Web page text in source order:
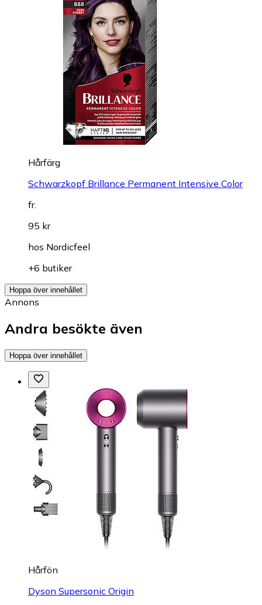
Hårfärg
Schwarzkopf Brillance Permanent Intensive Color
fr.
95 kr
hos Nordicfeel
+6 butiker
Hoppa över innehållet
Annons
Andra besökte även
Hoppa över innehållet
Hårfön
Dyson Supersonic Origin